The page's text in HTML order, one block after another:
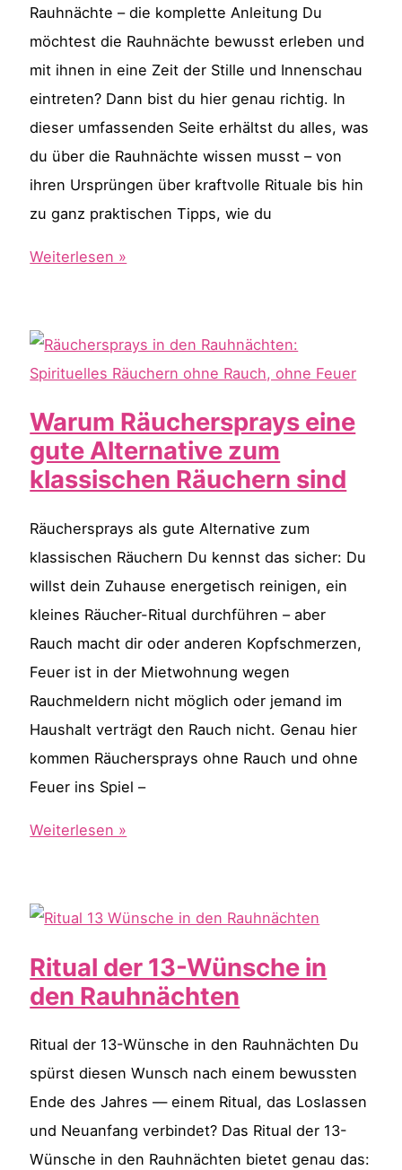
Rauhnächte – die komplette Anleitung Du
möchtest die Rauhnächte bewusst erleben und
mit ihnen in eine Zeit der Stille und Innenschau
eintreten? Dann bist du hier genau richtig. In
dieser umfassenden Seite erhältst du alles, was
du über die Rauhnächte wissen musst – von
ihren Ursprüngen über kraftvolle Rituale bis hin
zu ganz praktischen Tipps, wie du
Rauhnächte
komplette
Anleitung
Weiterlesen »
Warum Räuchersprays eine
gute Alternative zum
klassischen Räuchern sind
Räuchersprays als gute Alternative zum
klassischen Räuchern Du kennst das sicher: Du
willst dein Zuhause energetisch reinigen, ein
kleines Räucher-Ritual durchführen – aber
Rauch macht dir oder anderen Kopfschmerzen,
Feuer ist in der Mietwohnung wegen
Rauchmeldern nicht möglich oder jemand im
Haushalt verträgt den Rauch nicht. Genau hier
kommen Räuchersprays ohne Rauch und ohne
Feuer ins Spiel –
Warum
gute
zum
klassischen
Weiterlesen »
Ritual der 13-Wünsche in
den Rauhnächten
Ritual der 13-Wünsche in den Rauhnächten Du
spürst diesen Wunsch nach einem bewussten
Ende des Jahres — einem Ritual, das Loslassen
und Neuanfang verbindet? Das Ritual der 13-
Wünsche in den Rauhnächten bietet genau das: